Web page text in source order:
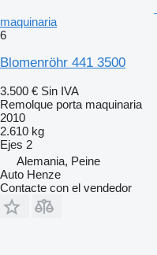
maquinaria
6
Blomenröhr 441 3500
3.500 € Sin IVA
Remolque porta maquinaria
2010
2.610 kg
Ejes 2
Alemania, Peine
Auto Henze
Contacte con el vendedor